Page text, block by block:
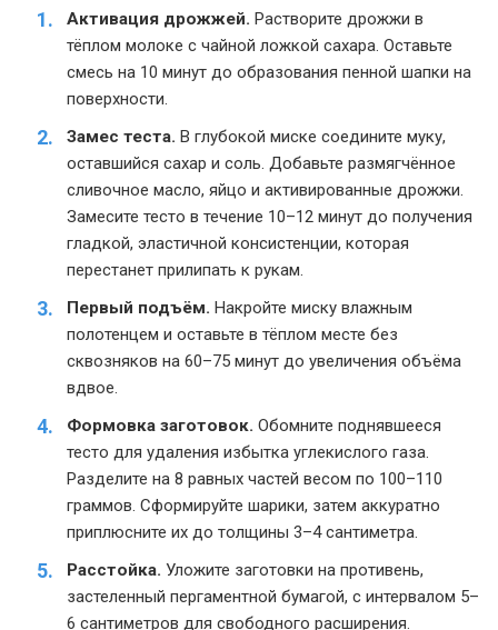
Активация дрожжей. Растворите дрожжи в
тёплом молоке с чайной ложкой сахара. Оставьте
смесь на 10 минут до образования пенной шапки на
поверхности.
Замес теста. В глубокой миске соедините муку,
оставшийся сахар и соль. Добавьте размягчённое
сливочное масло, яйцо и активированные дрожжи.
Замесите тесто в течение 10–12 минут до получения
гладкой, эластичной консистенции, которая
перестанет прилипать к рукам.
Первый подъём. Накройте миску влажным
полотенцем и оставьте в тёплом месте без
сквозняков на 60–75 минут до увеличения объёма
вдвое.
Формовка заготовок. Обомните поднявшееся
тесто для удаления избытка углекислого газа.
Разделите на 8 равных частей весом по 100–110
граммов. Сформируйте шарики, затем аккуратно
приплюсните их до толщины 3–4 сантиметра.
Расстойка. Уложите заготовки на противень,
застеленный пергаментной бумагой, с интервалом 5–
6 сантиметров для свободного расширения.